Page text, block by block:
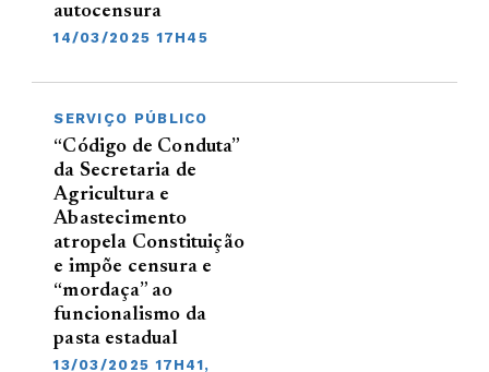
autocensura
14/03/2025 17H45
SERVIÇO PÚBLICO
“Código de Conduta”
da Secretaria de
Agricultura e
Abastecimento
atropela Constituição
e impõe censura e
“mordaça” ao
funcionalismo da
pasta estadual
13/03/2025 17H41,